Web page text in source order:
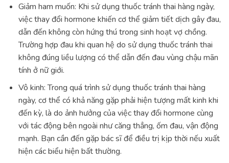
Giảm ham muốn: Khi sử dụng thuốc tránh thai hàng ngày,
việc thay đổi hormone khiến cơ thể giảm tiết dịch gây đau,
dẫn đến không còn hứng thú trong sinh hoạt vợ chồng.
Trường hợp đau khi quan hệ do sử dụng thuốc tránh thai
không đúng liều lượng có thể dẫn đến đau vùng chậu mãn
tính ở nữ giới.
Vô kinh: Trong quá trình sử dụng thuốc tránh thai hàng
ngày, cơ thể có khả năng gặp phải hiện tượng mất kinh khi
đến kỳ, là do ảnh hưởng của việc thay đổi hormone cùng
với tác động bên ngoài như căng thẳng, ốm đau, vận động
mạnh. Bạn cần đến gặp bác sĩ để điều trị kịp thời nếu xuất
hiện các biểu hiện bất thường.